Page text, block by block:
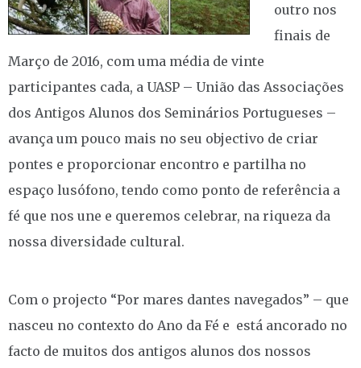
outro nos
finais de
Março de 2016, com uma média de vinte
participantes cada, a UASP – União das Associações
dos Antigos Alunos dos Seminários Portugueses –
avança um pouco mais no seu objectivo de criar
pontes e proporcionar encontro e partilha no
espaço lusófono, tendo como ponto de referência a
fé que nos une e queremos celebrar, na riqueza da
nossa diversidade cultural.
Com o projecto “Por mares dantes navegados” – que
nasceu no contexto do Ano da Fé e está ancorado no
facto de muitos dos antigos alunos dos nossos